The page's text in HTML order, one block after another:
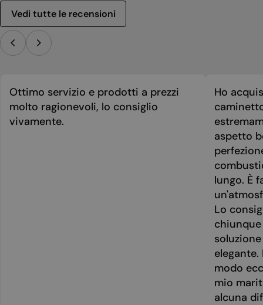
Vedi tutte le recensioni
Ottimo servizio e prodotti a prezzi
molto ragionevoli, lo consiglio
vivamente.
Ho
aspetto
lungo. È
Lo
modo
mio
alcuna